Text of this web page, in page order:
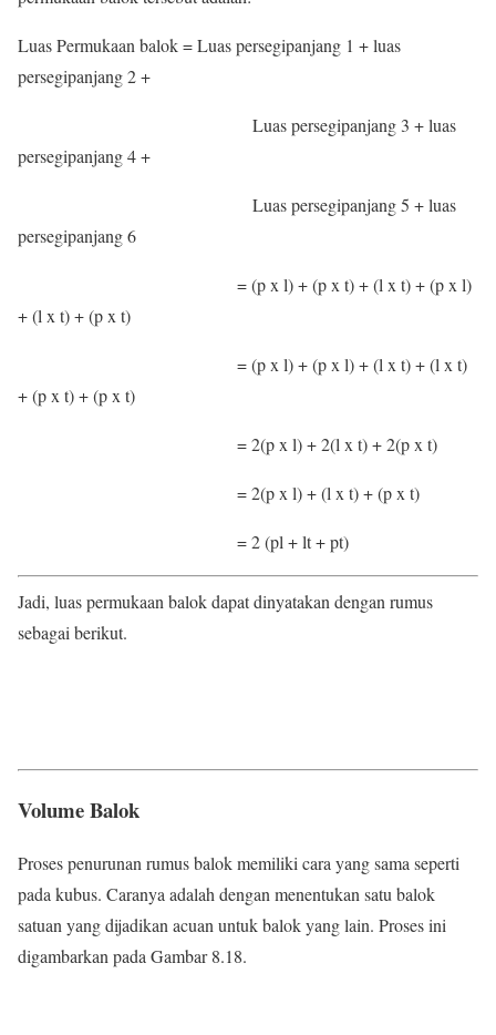
Luas Permukaan balok = Luas persegipanjang 1 + luas
persegipanjang 2 +
Luas persegipanjang 3 + luas
persegipanjang 4 +
Luas persegipanjang 5 + luas
persegipanjang 6
= (p x l) + (p x t) + (l x t) + (p x l)
+ (l x t) + (p x t)
= (p x l) + (p x l) + (l x t) + (l x t)
+ (p x t) + (p x t)
= 2(p x l) + 2(l x t) + 2(p x t)
= 2(p x l) + (l x t) + (p x t)
= 2 (pl + lt + pt)
Jadi, luas permukaan balok dapat dinyatakan dengan rumus
sebagai berikut.
Volume Balok
Proses penurunan rumus balok memiliki cara yang sama seperti
pada kubus. Caranya adalah dengan menentukan satu balok
satuan yang dijadikan acuan untuk balok yang lain. Proses ini
digambarkan pada Gambar 8.18.